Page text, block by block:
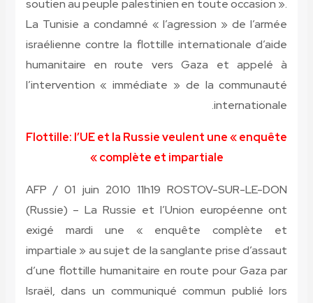
soutien au peuple palestinien en toute occasion ».
La Tunisie a condamné « l’agression » de l’armée
israélienne contre la flottille internationale d’aide
humanitaire en route vers Gaza et appelé à
l’intervention « immédiate » de la communauté
internationale.
Flottille: l’UE et la Russie veulent une « enquête
complète et impartiale »
AFP / 01 juin 2010 11h19 ROSTOV-SUR-LE-DON
(Russie) – La Russie et l’Union européenne ont
exigé mardi une « enquête complète et
impartiale » au sujet de la sanglante prise d’assaut
d’une flottille humanitaire en route pour Gaza par
Israël, dans un communiqué commun publié lors